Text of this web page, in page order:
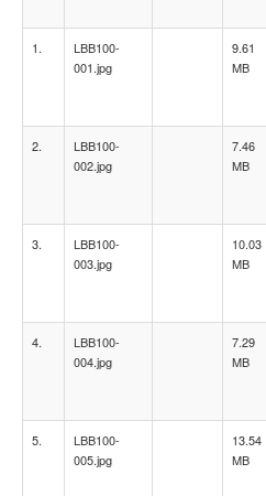
1.
LBB100-
001.jpg
9.61
MB
2.
LBB100-
002.jpg
7.46
MB
3.
LBB100-
003.jpg
10.03
MB
4.
LBB100-
004.jpg
7.29
MB
5.
LBB100-
005.jpg
13.54
MB